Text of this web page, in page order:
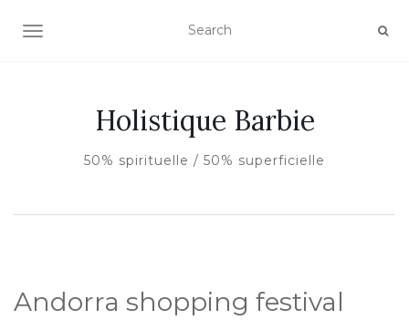
AFFICHER/MASQUER LA NAVIGATION
Holistique Barbie
50% spirituelle / 50% superficielle
Andorra shopping festival